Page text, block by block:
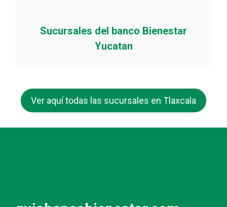
Sucursales del banco Bienestar
Yucatan
Ver aquí todas las sucursales en Tlaxcala